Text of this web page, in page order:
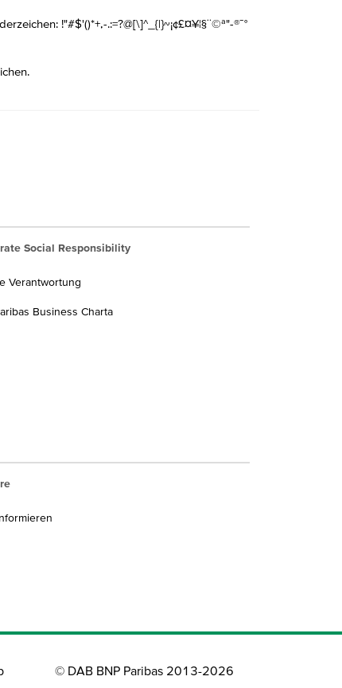
!"#$'()*+,-.:=?@[\]^_{|}~¡¢£¤¥¦§¨©ª"-®¯°
Social Responsibility
Verantwortung
Business Charta
© DAB BNP Paribas 2013-2026